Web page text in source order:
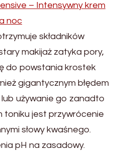
– Intensywny krem
noc
składników
makijaż zatyka pory,
do powstania krostek
gigantycznym błędem
używanie go zanadto
toniku jest przywrócenie
słowy kwaśnego.
pH na zasadowy.